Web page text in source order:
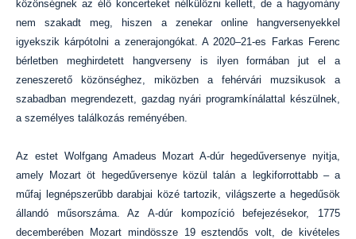
közönségnek az élő koncerteket nélkülözni kellett, de a hagyomány
nem szakadt meg, hiszen a zenekar online hangversenyekkel
igyekszik kárpótolni a zenerajongókat. A 2020–21-es Farkas Ferenc
bérletben meghirdetett hangverseny is ilyen formában jut el a
zeneszerető közönséghez, miközben a fehérvári muzsikusok a
szabadban megrendezett, gazdag nyári programkínálattal készülnek,
a személyes találkozás reményében.
Az estet Wolfgang Amadeus Mozart A-dúr hegedűversenye nyitja,
amely Mozart öt hegedűversenye közül talán a legkiforrottabb – a
műfaj legnépszerűbb darabjai közé tartozik, világszerte a hegedűsök
állandó műsorszáma. Az A-dúr kompozíció befejezésekor, 1775
decemberében Mozart mindössze 19 esztendős volt, de kivételes